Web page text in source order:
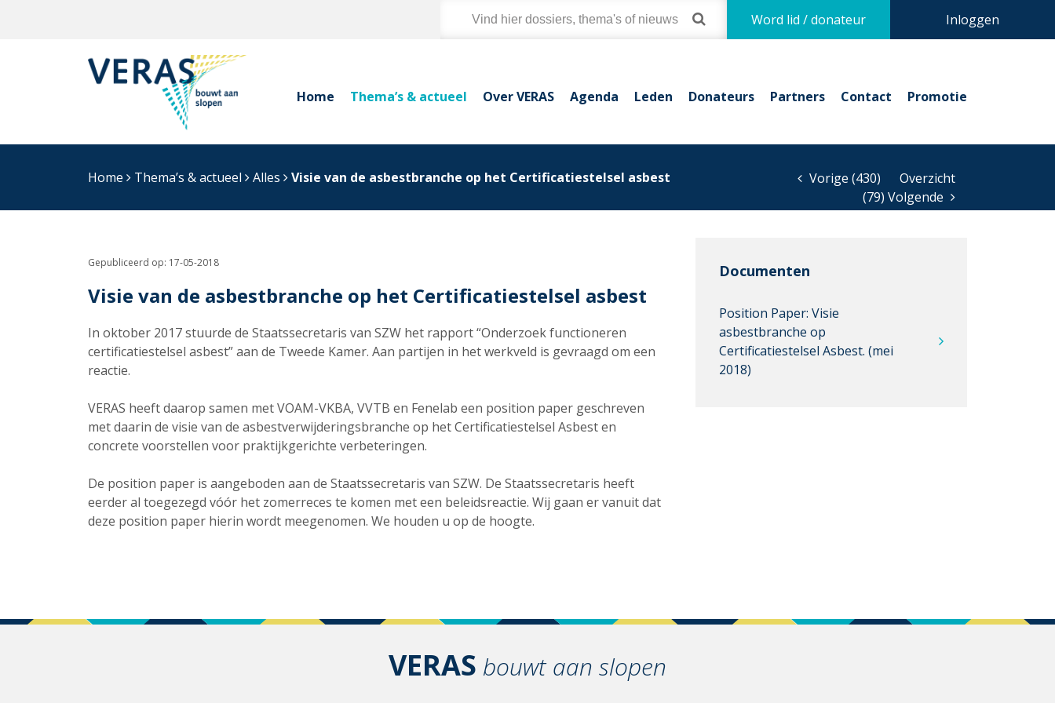
Inloggen
Word lid / donateur
Home Thema’s & actueel Over VERAS Agenda Leden Donateurs Partners Contact Promotie
Home Thema’s & actueel Alles Visie van de asbestbranche op het Certificatiestelsel asbest Vorige (430)
Overzicht
(79) Volgende
Gepubliceerd op: 17-05-2018
Visie van de asbestbranche op het Certificatiestelsel asbest
In oktober 2017 stuurde de Staatssecretaris van SZW het rapport “Onderzoek functioneren
certificatiestelsel asbest” aan de Tweede Kamer. Aan partijen in het werkveld is gevraagd om een
reactie.
VERAS heeft daarop samen met VOAM-VKBA, VVTB en Fenelab een position paper geschreven
met daarin de visie van de asbestverwijderingsbranche op het Certificatiestelsel Asbest en
concrete voorstellen voor praktijkgerichte verbeteringen.
De position paper is aangeboden aan de Staatssecretaris van SZW. De Staatssecretaris heeft
eerder al toegezegd vóór het zomerreces te komen met een beleidsreactie. Wij gaan er vanuit dat
deze position paper hierin wordt meegenomen. We houden u op de hoogte.
Documenten
Position Paper: Visie
asbestbranche op
Certificatiestelsel Asbest. (mei
2018)
VERAS bouwt aan slopen